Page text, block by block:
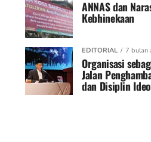
ANNAS dan
Kebhinekaan
EDITORIAL 7 bulan
Organisasi
Jalan
dan Disiplin